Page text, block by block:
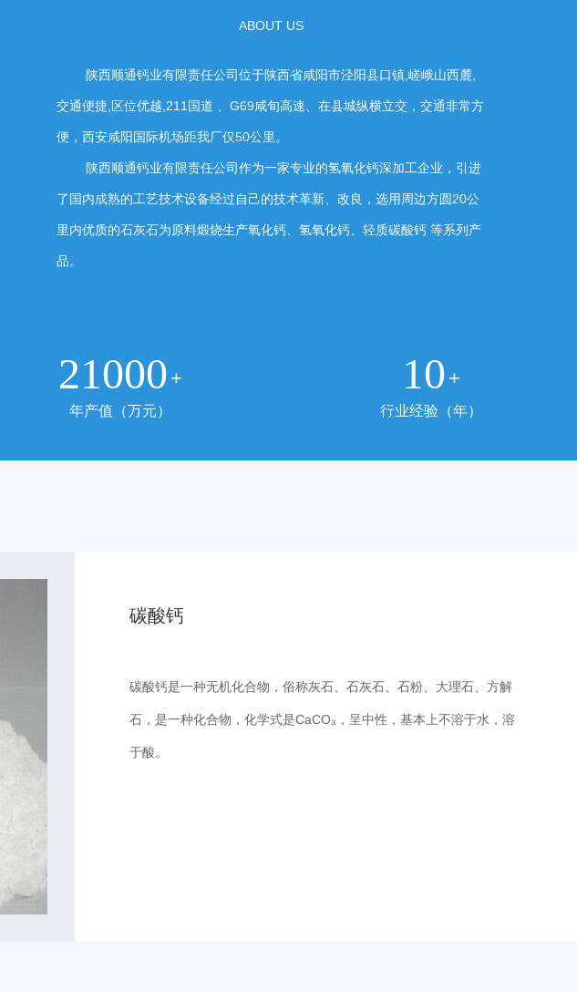
ABOUT US
陕西顺通钙业有限责任公司位于陕西省咸阳市泾阳县口镇,嵯峨山西麓,
交通便捷,区位优越,211国道 、G69咸旬高速、在县城纵横立交，交通非常方
便，西安咸阳国际机场距我厂仅50公里。
陕西顺通钙业有限责任公司作为一家专业的氢氧化钙深加工企业，引进
了国内成熟的工艺技术设备经过自己的技术革新、改良，选用周边方圆20公
里内优质的石灰石为原料煅烧生产氧化钙、氢氧化钙、轻质碳酸钙 等系列产
品。
21000 +
年产值（万元）
10 +
行业经验（年）
碳酸钙
碳酸钙是一种无机化合物，俗称灰石、石灰石、石粉、大理石、方解
石，是一种化合物，化学式是CaCO₃，呈中性，基本上不溶于水，溶
于酸。